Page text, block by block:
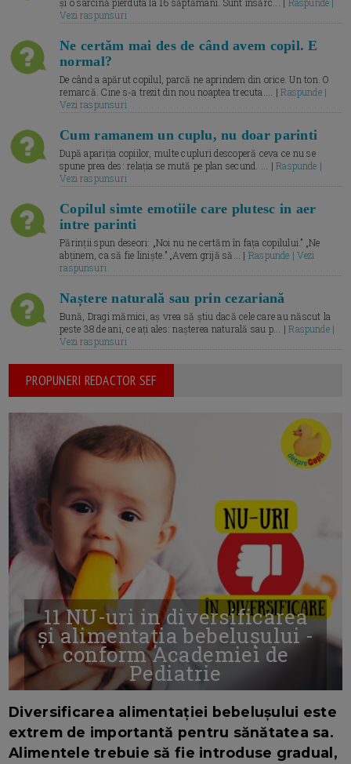
și o sarcină pierduta la 16 săptămâni. Sunt însărc... | Raspunde |
Vezi raspunsuri
Ne certăm mai des de când avem copil. E
normal?
De când a apărut copilul, parcă ne aprindem din orice. Un ton. O
remarcă. Cine s-a trezit din nou noaptea trecuta.... |Raspunde |
Vezi raspunsuri
Cum ramanem un cuplu, nu doar parinti
După apariția copiilor, multe cupluri descoperă ceva ce nu se
spune prea des: relația se mută pe plan secund. ... |Raspunde |
Vezi raspunsuri
Copilul simte emotiile care plutesc in aer
intre parinti
Părinții spun deseori: „Noi nu ne certăm în fața copilului.” „Ne
abținem, ca să fie liniște.” „Avem grijă să... | Raspunde | Vezi
raspunsuri
Naștere naturală sau prin cezariană
Bună, Dragi mămici, aș vrea să știu dacă cele care au născut la
peste 38 de ani, ce ați ales: nașterea naturală sau p... |Raspunde |
Vezi raspunsuri
PROPUNERI REDACTOR SEF
11 NU-uri in diversificarea
și alimentația bebelușului -
conform Academiei de
Pediatrie
Diversificarea alimentației bebelușului este
extrem de importantă pentru sănătatea sa.
Alimentele trebuie să fie introduse gradual,